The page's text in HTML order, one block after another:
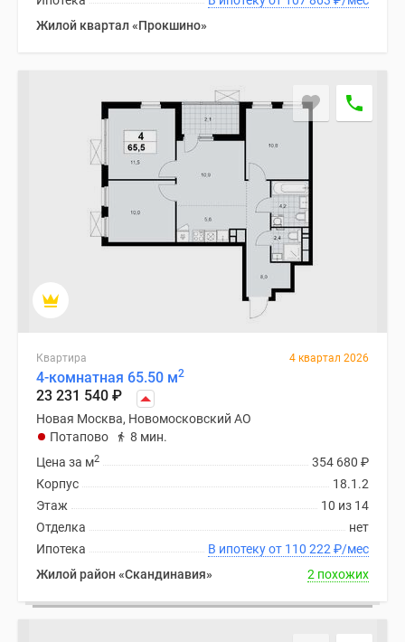
Жилой квартал «Прокшино»
Квартира 4 квартал 2026
4-комнатная 65.50 м2
23 231 540 ₽
Новая Москва, Новомосковский АО
Потапово
8 мин.
354 680 ₽
Цена за м2
18.1.2
Корпус
10 из 14
Этаж
нет
Отделка
В ипотеку от 110 222 ₽/мес
Ипотека
Жилой район «Скандинавия»
2 похожих